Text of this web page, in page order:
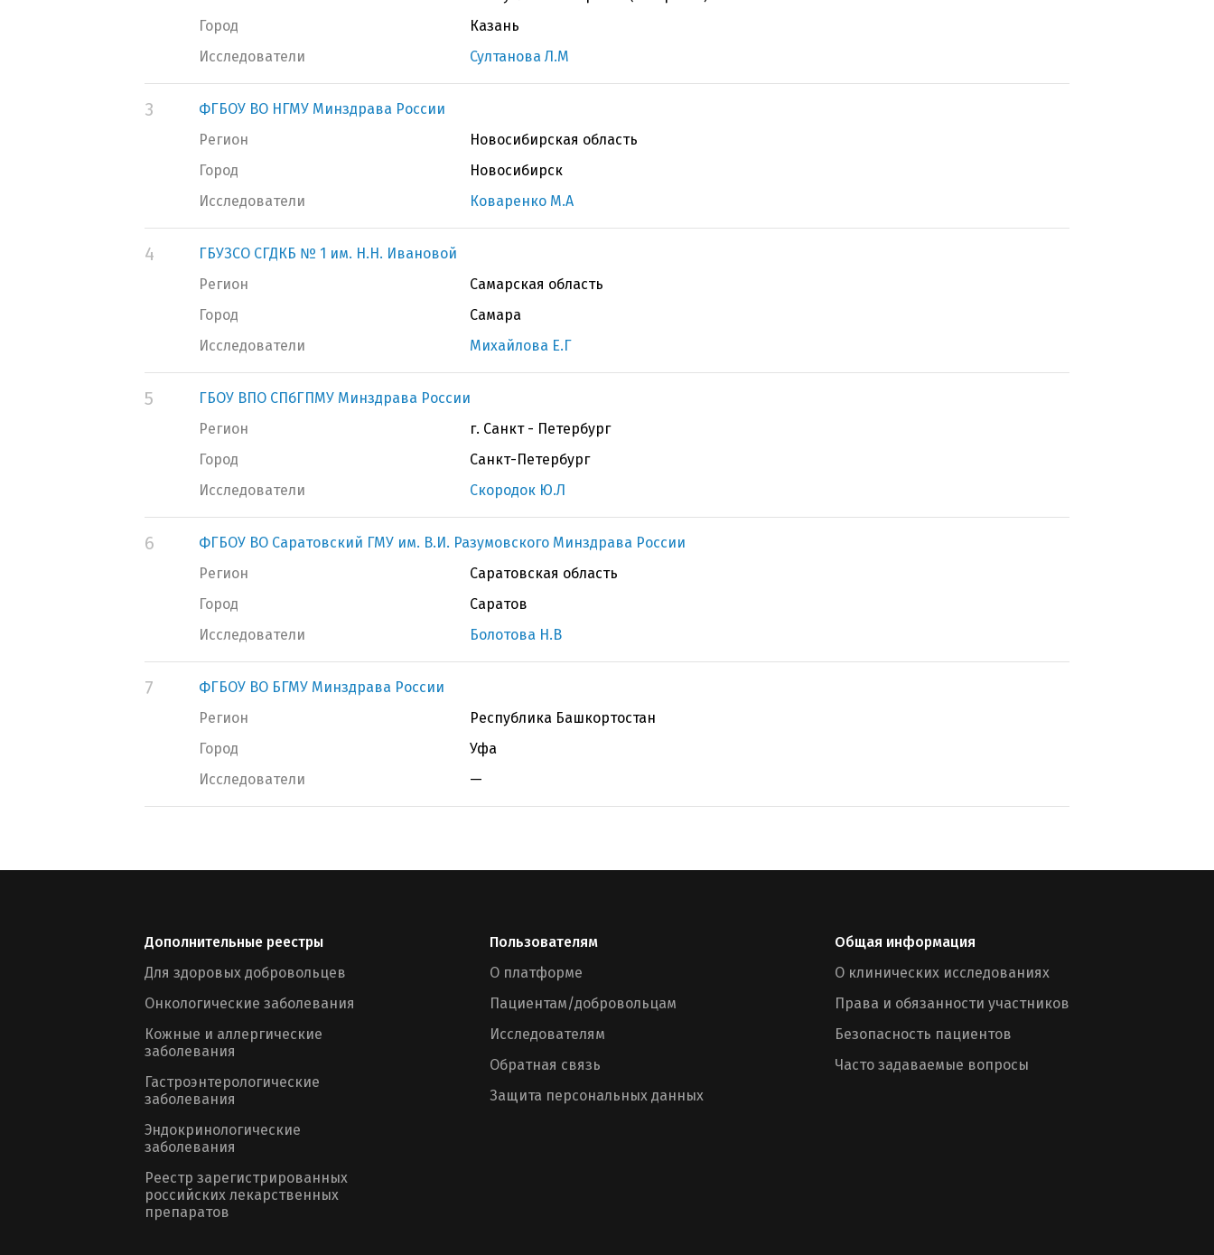
Город
Казань
Исследователи
Султанова Л.М
3
ФГБОУ ВО НГМУ Минздрава России
Регион
Новосибирская область
Город
Новосибирск
Исследователи
Коваренко М.А
4
ГБУЗСО СГДКБ № 1 им. Н.Н. Ивановой
Регион
Самарская область
Город
Самара
Исследователи
Михайлова Е.Г
5
ГБОУ ВПО СПбГПМУ Минздрава России
Регион
г. Санкт - Петербург
Город
Санкт-Петербург
Исследователи
Скородок Ю.Л
6
ФГБОУ ВО Саратовский ГМУ им. В.И. Разумовского Минздрава России
Регион
Саратовская область
Город
Саратов
Исследователи
Болотова Н.В
7
ФГБОУ ВО БГМУ Минздрава России
Регион
Республика Башкортостан
Город
Уфа
Исследователи
—
Дополнительные реестры
Для здоровых добровольцев
Онкологические заболевания
Кожные и аллергические
заболевания
Гастроэнтерологические
заболевания
Эндокринологические
заболевания
Реестр зарегистрированных
российских лекарственных
препаратов
Пользователям
О платформе
Пациентам/добровольцам
Исследователям
Обратная связь
Защита персональных данных
Общая информация
О клинических исследованиях
Права и обязанности участников
Безопасность пациентов
Часто задаваемые вопросы